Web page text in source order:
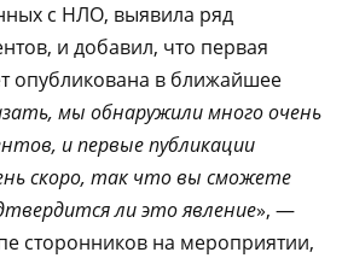
с НЛО, выявила ряд
и добавил, что первая
опубликована в ближайшее
мы обнаружили много очень
и первые публикации
скоро, так что вы сможете
ли это явление», —
сторонников на мероприятии,